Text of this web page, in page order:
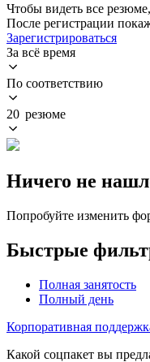
Чтобы видеть все
После регистрации
Зарегистрироваться
За всё время
По соответствию
20 резюме
Ничего не
Попробуйте изменить
Быстрые
Полная занятость
Полный день
Корпоративная
Какой соцпакет вы